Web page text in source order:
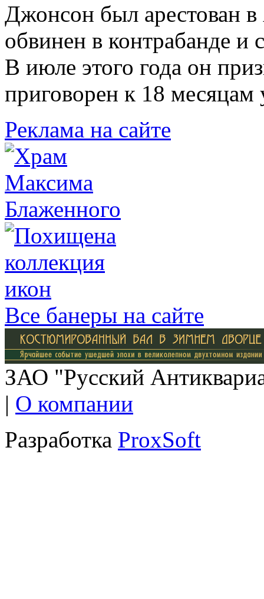
Джонсон был арестован
обвинен в контрабанде и
В июле этого года он
приговорен к 18
Реклама на сайте
Все банеры на сайте
ЗАО "Русский
| О компании
Разработка ProxSoft